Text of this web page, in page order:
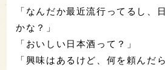
「なんだか最近流行ってるし、
かな？」
「おいしい日本酒って？」
「興味はあるけど、何を頼んだ